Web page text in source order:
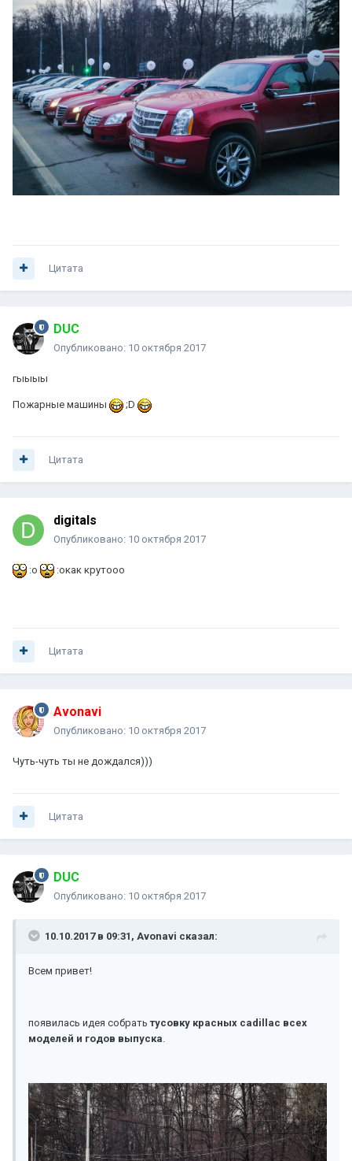
Цитата
DUC
Опубликовано: 10 октября 2017
гыыыы
Пожарные машины ;D
Цитата
digitals
Опубликовано: 10 октября 2017
:o :oкак крутооо
Цитата
Avonavi
Опубликовано: 10 октября 2017
Чуть-чуть ты не дождался)))
Цитата
DUC
Опубликовано: 10 октября 2017
10.10.2017 в 09:31, Avonavi сказал:
Всем привет!
появилась идея собратьтусовку красных cadillac всех
моделей и годов выпуска.